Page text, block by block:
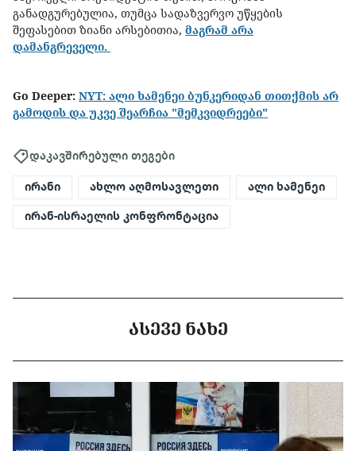
განადგურებულია, თუმცა სადაზვერვო უწყების
შეფასებით ზიანი არსებითია, მაგრამ არა
დამანგრეველი.
Go Deeper: NYT: ალი ხამენეი ბუნკერიდან თითქმის არ
გამოდის და უკვე შეარჩია "მემკვიდრეები"
დაკავშირებული თეგები
ირანი ახლო აღმოსავლეთი ალი ხამენეი
ირან-ისრაელის კონფრონტაცია
ᲐᲡᲔᲕᲔ ᲜᲐᲮᲔ